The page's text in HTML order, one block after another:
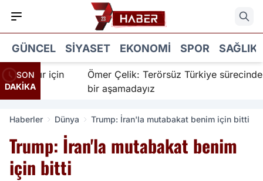
GÜNCEL SIYASET EKONOMI SPOR SAĞLIK
SON
DAKİKA
İnanır için
Ömer Çelik: Terörsüz Türkiye sürecinde
bir aşamadayız
Haberler Dünya Trump: İran'la mutabakat benim için bitti
Trump: İran'la mutabakat benim
için bitti